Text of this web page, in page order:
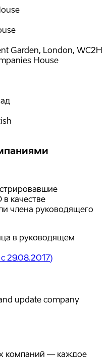
Garden, London, WC2H
House
в качестве
члена руководящего
в руководящем
с 29.08.2017)
update company
компаний — каждое